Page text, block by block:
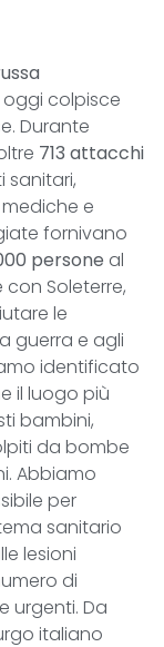
colpisce
Durante
713 attacchi
sanitari,
e
fornivano
persone al
con Soleterre,
le
guerra e agli
identificato
il luogo più
bambini,
da bombe
Abbiamo
per
sanitario
lesioni
di
urgenti. Da
italiano